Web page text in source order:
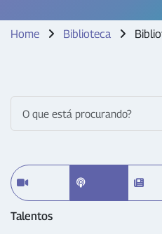
Home Biblioteca
Talentos